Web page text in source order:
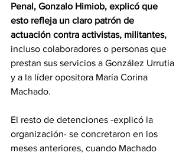
Penal, Gonzalo Himiob, explicó que
esto refleja un claro patrón de
actuación contra activistas, militantes,
incluso colaboradores o personas que
prestan sus servicios a González Urrutia
y a la líder opositora María Corina
Machado.
El resto de detenciones -explicó la
organización- se concretaron en los
meses anteriores, cuando Machado